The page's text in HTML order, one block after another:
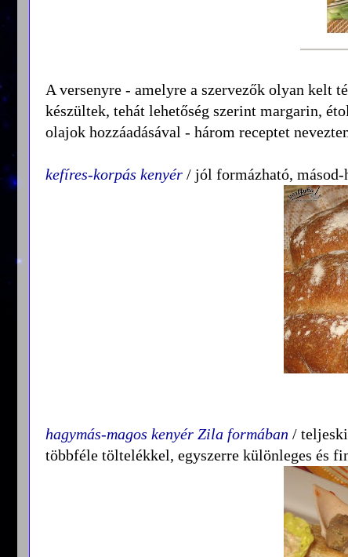
A versenyre - amelyre a szervezők olyan kelt
készültek, tehát lehetőség szerint margarin,
olajok hozzáadásával - három receptet
kefíres-korpás kenyér / jól formázható, másod-
hagymás-magos kenyér Zila formában /
többféle töltelékkel, egyszerre különleges és